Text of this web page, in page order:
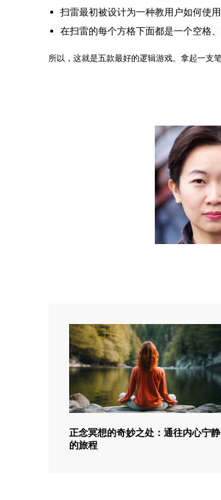
扫雷最初被设计为一种教用户如何使
在扫雷的每个方格下面都是一个空格
所以，这就是五款最好的逻辑游戏。拿起一支
正念冥想的奇妙之处：通往内心宁静
的旅程